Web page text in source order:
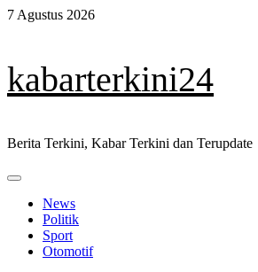
Skip
7 Agustus 2026
kabarterkini24
Berita Terkini, Kabar Terkini dan Terupdate
Primary
News
Politik
Sport
Otomotif